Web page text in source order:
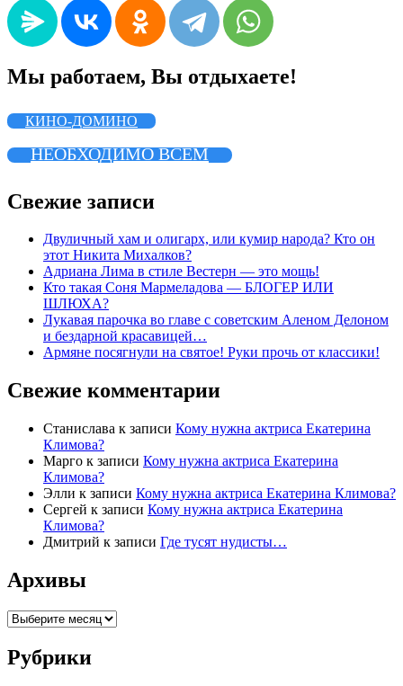
Мы работаем, Вы отдыхаете!
КИНО-ДОМИНО
НЕОБХОДИМО ВСЕМ
Свежие записи
Двуличный хам и олигарх, или кумир народа? Кто он
этот Никита Михалков?
Адриана Лима в стиле Вестерн — это мощь!
Кто такая Соня Мармеладова — БЛОГЕР ИЛИ
ШЛЮХА?
Лукавая парочка во главе с советским Аленом Делоном
и бездарной красавицей…
Армяне посягнули на святое! Руки прочь от классики!
Свежие комментарии
Станислава к записи Кому нужна актриса Екатерина
Климова?
Марго к записи Кому нужна актриса Екатерина
Климова?
Элли к записи Кому нужна актриса Екатерина Климова?
Cергей к записи Кому нужна актриса Екатерина
Климова?
Дмитрий к записи Где тусят нудисты…
Архивы
Архивы
Рубрики